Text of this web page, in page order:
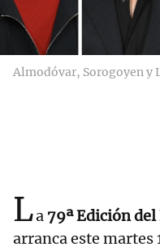
Almodóvar, Sorogoyen y
La 79ª Edición
arranca este martes